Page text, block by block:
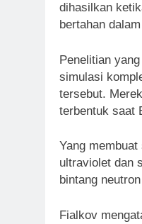
dihasilkan
bertahan
Penelitian
simulasi
tersebut.
terbentuk saat
Yang
ultraviolet dan
bintang
Fialkov